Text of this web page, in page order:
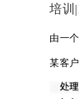
培训
由一
某客